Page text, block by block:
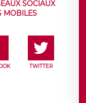
SOCIAUX
MOBILES
TWITTER